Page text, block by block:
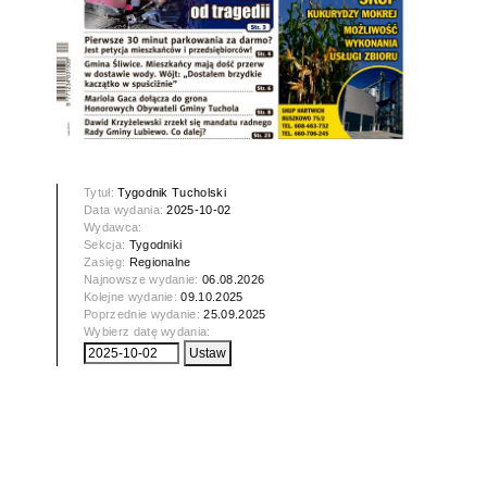
Tytuł:Tygodnik Tucholski
Data wydania:2025-10-02
Wydawca:
Sekcja: Tygodniki
Zasięg: Regionalne
Najnowsze wydanie:06.08.2026
Kolejne wydanie:09.10.2025
Poprzednie wydanie:25.09.2025
Wybierz datę wydania: